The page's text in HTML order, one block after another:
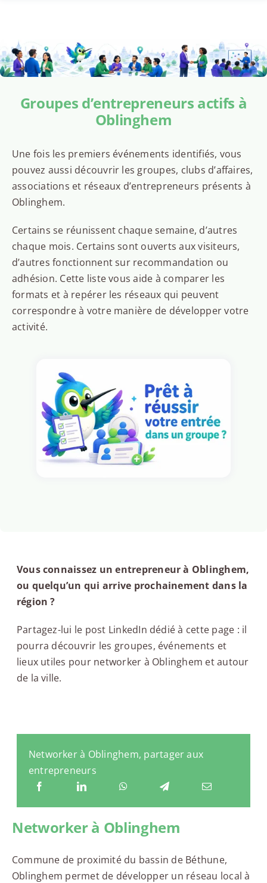
Groupes d’entrepreneurs actifs à
Oblinghem
Une fois les premiers événements identifiés, vous
pouvez aussi découvrir les groupes, clubs d’affaires,
associations et réseaux d’entrepreneurs présents à
Oblinghem.
Certains se réunissent chaque semaine, d’autres
chaque mois. Certains sont ouverts aux visiteurs,
d’autres fonctionnent sur recommandation ou
adhésion. Cette liste vous aide à comparer les
formats et à repérer les réseaux qui peuvent
correspondre à votre manière de développer votre
activité.
Vous connaissez un entrepreneur à Oblinghem,
ou quelqu’un qui arrive prochainement dans la
région ?
Partagez-lui le post LinkedIn dédié à cette page : il
pourra découvrir les groupes, événements et
lieux utiles pour networker à Oblinghem et autour
de la ville.
Networker à Oblinghem, partager aux
entrepreneurs
Networker à Oblinghem
Commune de proximité du bassin de Béthune,
Oblinghem permet de développer un réseau local à